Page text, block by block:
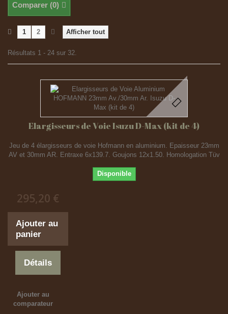
Comparer (0)
Afficher tout
1 2
Résultats 1 - 24 sur 32.
Elargisseurs de Voie Isuzu D-Max (kit de 4)
Jeu de 4 élargisseurs de voie Hofmann en aluminium. Epaisseur 23mm
AV et 30mm AR. Entraxe 6x139.7. Goujons 12x1.50. Homologation Tüv
Disponible
295,20 €
Ajouter au
panier
Détails
Ajouter au
comparateur